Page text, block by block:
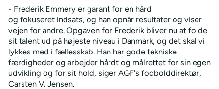
- Frederik Emmery er garant for en hård
og fokuseret indsats, og han opnår resultater og viser
vejen for andre. Opgaven for Frederik bliver nu at folde
sit talent ud på højeste niveau i Danmark, og det skal vi
lykkes med i fællesskab. Han har gode tekniske
færdigheder og arbejder hårdt og målrettet for sin egen
udvikling og for sit hold, siger AGF's fodbolddirektør,
Carsten V. Jensen.